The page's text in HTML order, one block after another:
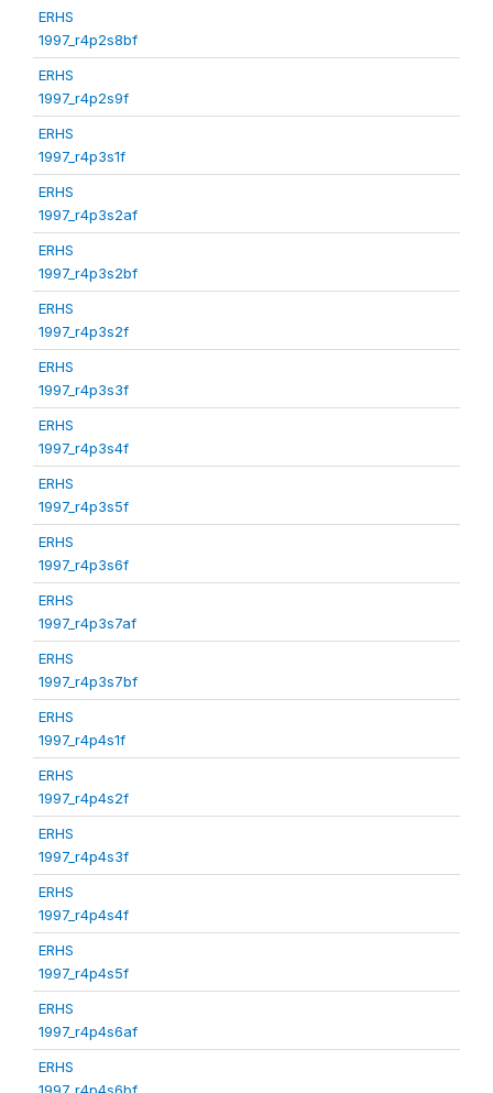
ERHS
1997_r4p2s8bf
ERHS
1997_r4p2s9f
ERHS
1997_r4p3s1f
ERHS
1997_r4p3s2af
ERHS
1997_r4p3s2bf
ERHS
1997_r4p3s2f
ERHS
1997_r4p3s3f
ERHS
1997_r4p3s4f
ERHS
1997_r4p3s5f
ERHS
1997_r4p3s6f
ERHS
1997_r4p3s7af
ERHS
1997_r4p3s7bf
ERHS
1997_r4p4s1f
ERHS
1997_r4p4s2f
ERHS
1997_r4p4s3f
ERHS
1997_r4p4s4f
ERHS
1997_r4p4s5f
ERHS
1997_r4p4s6af
ERHS
1997_r4p4s6bf